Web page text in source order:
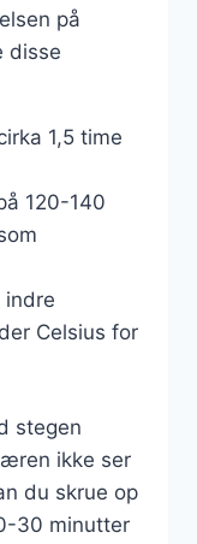
på
disse
1,5 time
120-140
indre
Celsius for
stegen
ikke ser
du skrue op
30 minutter